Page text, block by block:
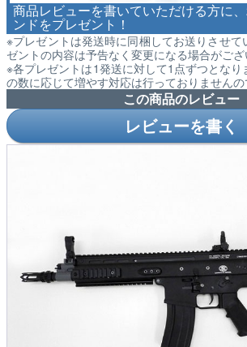
商品レビューを書いていただける方に
ンドをプレゼント！
※プレゼントは発送時に同梱してお送りさせて
ゼントの内容は予告なく変更になる場合がござ
※各プレゼントは1発送に対して1点ずつとなり
の数に応じて増やす対応は行っておりませんの
この商品のレビュー
レビューを書く